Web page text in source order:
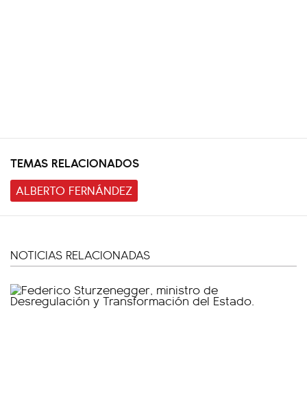
TEMAS RELACIONADOS
ALBERTO FERNÁNDEZ
NOTICIAS RELACIONADAS